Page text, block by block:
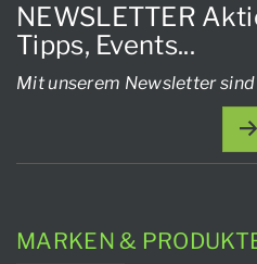
NEWSLETTER
Tipps, Events...
Mit unserem Newsletter
MARKEN &